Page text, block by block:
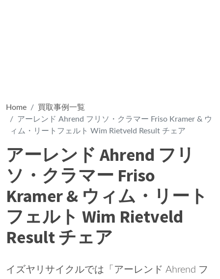
Home
買取事例一覧
アーレンド Ahrend フリソ・クラマー Friso Kramer & ウ
ィム・リートフェルト Wim Rietveld Result チェア
アーレンド Ahrend フリ
ソ・クラマー Friso
Kramer & ウィム・リート
フェルト Wim Rietveld
Result チェア
イズヤリサイクルでは「アーレンド Ahrend フ